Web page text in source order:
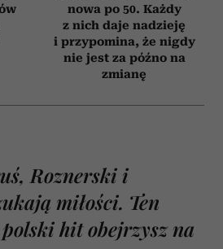
nowa po 50. Każdy
z nich daje nadzieję
i przypomina, że nigdy
nie jest za późno na
zmianę
Roznerski i
miłości. Ten
hit obejrzysz na